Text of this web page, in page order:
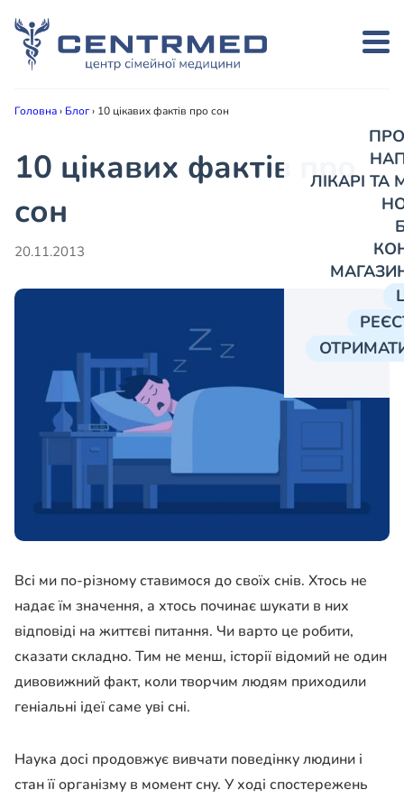
ЛІКАРІ
Головна› Блог› 10 цікавих фактів про сон
10 цікавих фактів про
сон
20.11.2013
Всі ми по-різному ставимося до своїх снів. Хтось не
надає їм значення, а хтось починає шукати в них
відповіді на життєві питання. Чи варто це робити,
сказати складно. Тим не менш, історії відомий не один
дивовижний факт, коли творчим людям приходили
геніальні ідеї саме уві сні.
Наука досі продовжує вивчати поведінку людини і
стан її організму в момент сну. У ході спостережень